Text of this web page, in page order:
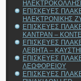
ΕΠΙΣΚΕΥΕΣ
ΗΛΕΚΤΡΟΝΙΚΗΣ
ΕΠΙΣΚΕΥΕΣ
ΚΑΝΤΡΑΝ –
ΕΠΙΣΚΕΥΕΣ
ΛΕΒΗΤΑ –
ΕΠΙΣΚΕΥΕΣ
ΛΕΩΦΟΡΕΙΟΥ
ΕΠΙΣΚΕΥΕΣ